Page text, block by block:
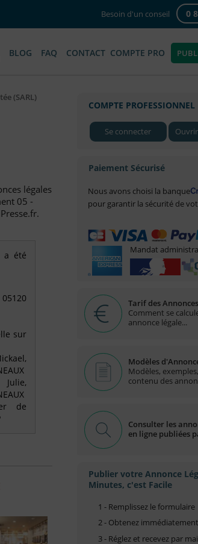
Besoin d'un conseil 0
BLOG FAQ CONTACT COMPTE PRO
(SARL)
légales
05 -
a été
sur
de
COMPTE PROFESSIONNEL
Se connecter
Paiement Sécurisé
Nous avons choisi la banque
pour garantir la sécurité de
Mandat
Tarif des
Comment se
annonce légale...
Modèles
Modèles,
contenu des
Consulter les
en ligne publiées
Publier votre Annonce
Minutes, c'est Facile
1 - Remplissez le formulaire
2 - Obtenez
3 - Réglez et recevez par